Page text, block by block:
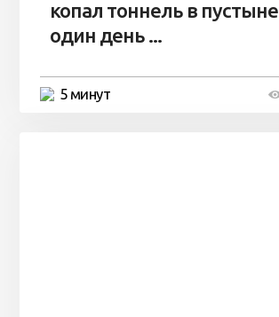
копал тоннель в
один день ...
5 минут